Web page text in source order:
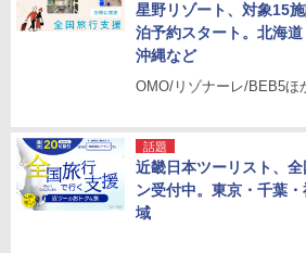
星野リゾート、対象15
泊予約スタート。北海
沖縄など
OMO/リゾナーレ/BEB5ほ
話題
近畿日本ツーリスト、
ン受付中。東京・千葉
域